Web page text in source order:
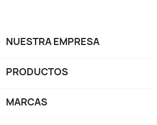
NUESTRA EMPRESA
PRODUCTOS
MARCAS